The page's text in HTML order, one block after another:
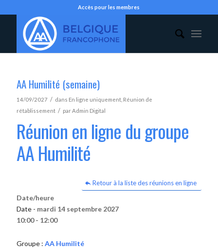
Accès pour les membres
AA Humilité (semaine)
14/09/2027 / dans En ligne uniquement, Réunion de
rétablissement / parAdmin Digital
Réunion en ligne du groupe
AA Humilité
Retour à la liste des réunions en ligne
Date/heure
Date - mardi 14 septembre 2027
10:00 - 12:00
Groupe : AA Humilité